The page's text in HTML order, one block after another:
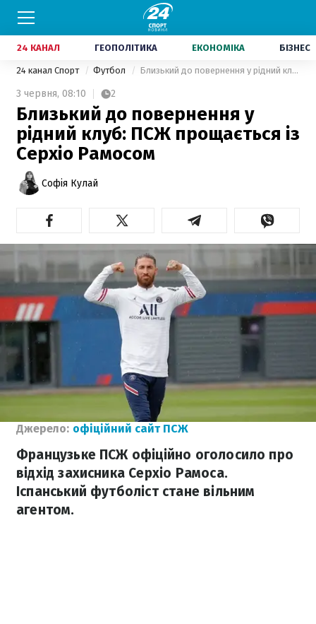
24 КАНАЛ ГЕОПОЛІТИКА ЕКОНОМІКА БІЗНЕС
24 канал Спорт Футбол Близький до повернення у рідний клуб: ПСЖ прощається із Серхіо Рамосом
3 червня, 08:10 2
Близький до повернення у
рідний клуб: ПСЖ прощається із
Серхіо Рамосом
Софія Кулай
Джерело: офіційний сайт ПСЖ
Французьке ПСЖ офіційно оголосило про
відхід захисника Серхіо Рамоса.
Іспанський футболіст стане вільним
агентом.